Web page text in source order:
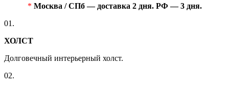
* Москва / СПб — доставка 2 дня. РФ — 3 дня.
01.
ХОЛСТ
Долговечный интерьерный холст.
02.